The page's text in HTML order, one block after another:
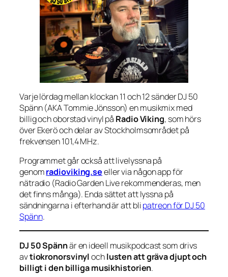
Varje lördag mellan klockan 11 och 12 sänder DJ 50
Spänn (AKA Tommie Jönsson) en musikmix med
billig och oborstad vinyl på Radio Viking, som hörs
över Ekerö och delar av Stockholmsområdet på
frekvensen 101,4 MHz.
Programmet går också att livelyssna på
genomradioviking.seeller via någon app för
nätradio (Radio Garden Live rekommenderas, men
det finns många). Enda sättet att lyssna på
sändningarna i efterhand är att blipatreon för DJ 50
Spänn.
DJ 50 Spännär en ideell musikpodcast som drivs
avtiokronorsvinylochlusten att gräva djupt och
billigt i den billiga musikhistorien.